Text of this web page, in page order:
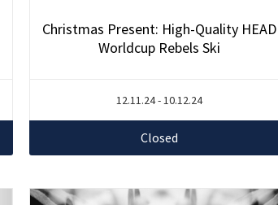
Christmas Present: High-Quality HEAD
Worldcup Rebels Ski
12.11.24 - 10.12.24
Closed